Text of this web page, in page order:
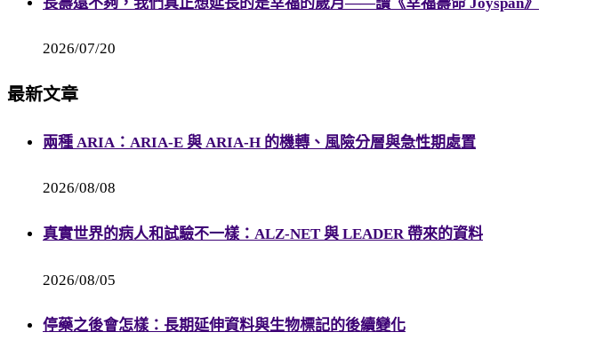
2026/07/20
最新文章
兩種 ARIA：ARIA-E 與 ARIA-H 的機轉、風險分層與急性期處置
2026/08/08
真實世界的病人和試驗不一樣：ALZ-NET 與 LEADER 帶來的資料
2026/08/05
停藥之後會怎樣：長期延伸資料與生物標記的後續變化